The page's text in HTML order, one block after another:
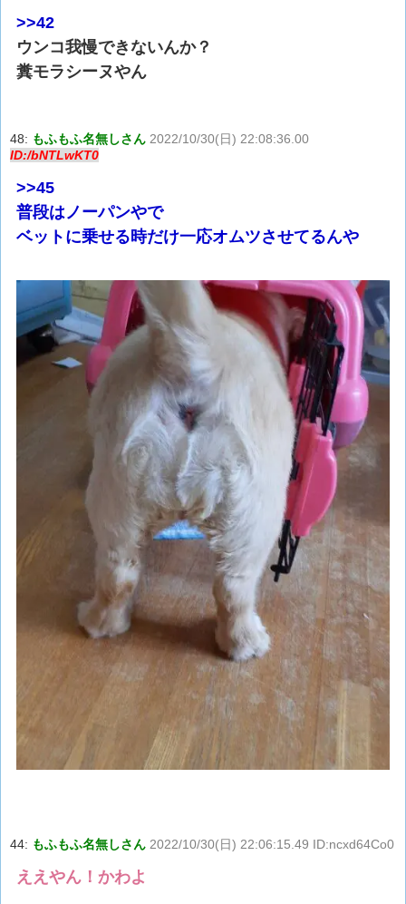
>>42
ウンコ我慢できないんか？
糞モラシーヌやん
48: もふもふ名無しさん 2022/10/30(日) 22:08:36.00
ID:/bNTLwKT0
>>45
普段はノーパンやで
ベットに乗せる時だけ一応オムツさせてるんや
44: もふもふ名無しさん 2022/10/30(日) 22:06:15.49 ID:ncxd64Co0
ええやん！かわよ